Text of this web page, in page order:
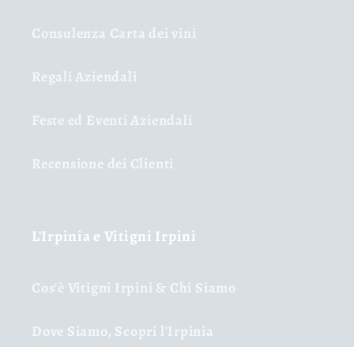
Consulenza Carta dei vini
Regali Aziendali
Feste ed Eventi Aziendali
Recensione dei Clienti
L'Irpinia e Vitigni Irpini
Cos'è Vitigni Irpini & Chi Siamo
Dove Siamo, Scopri l'Irpinia